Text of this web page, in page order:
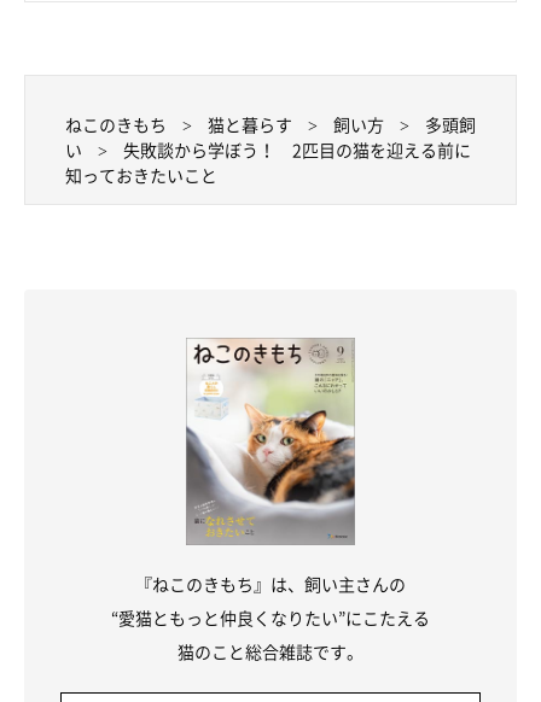
ねこのきもち 猫と暮らす 飼い方
多頭飼
い
失敗談から学ぼう！ 2匹目の猫を迎える前に
知っておきたいこと
『ねこのきもち』は、飼い主さんの
“愛猫ともっと仲良くなりたい”にこたえる
猫のこと総合雑誌です。